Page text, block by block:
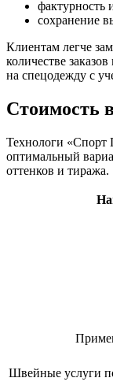
фактурность
сохранение
Клиентам легче
количестве
на спецодежду с
Стоимость
Технологи «Спорт
оптимальный
оттенков и тиража.
Швейные услуги